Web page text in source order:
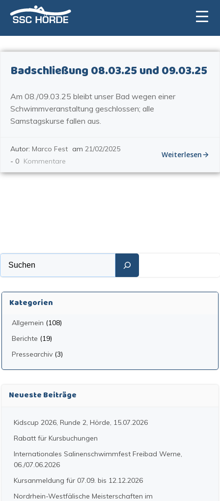
Badschließung 08.03.25 und 09.03.25
Am 08./09.03.25 bleibt unser Bad wegen einer
Schwimmveranstaltung geschlossen; alle
Samstagskurse fallen aus.
Autor: Marco Fest am 21/02/2025
- 0 Kommentare
Weiterlesen
Kategorien
Allgemein (108)
Berichte (19)
Pressearchiv (3)
Neueste Beiträge
Kidscup 2026, Runde 2, Hörde, 15.07.2026
Rabatt für Kursbuchungen
Internationales Salinenschwimmfest Freibad Werne,
06./07.06.2026
Kursanmeldung für 07.09. bis 12.12.2026
Nordrhein-Westfälische Meisterschaften im